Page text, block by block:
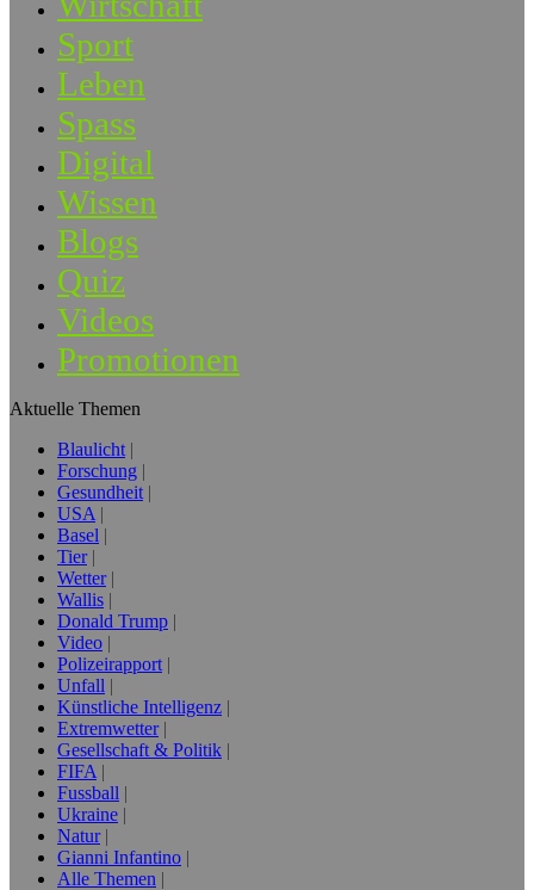
Sport
Leben
Spass
Digital
Wissen
Blogs
Quiz
Videos
Promotionen
Aktuelle Themen
Blaulicht
Forschung
Gesundheit
USA
Basel
Tier
Wetter
Wallis
Donald Trump
Video
Polizeirapport
Unfall
Künstliche Intelligenz
Extremwetter
Gesellschaft & Politik
FIFA
Fussball
Ukraine
Natur
Gianni Infantino
Alle Themen